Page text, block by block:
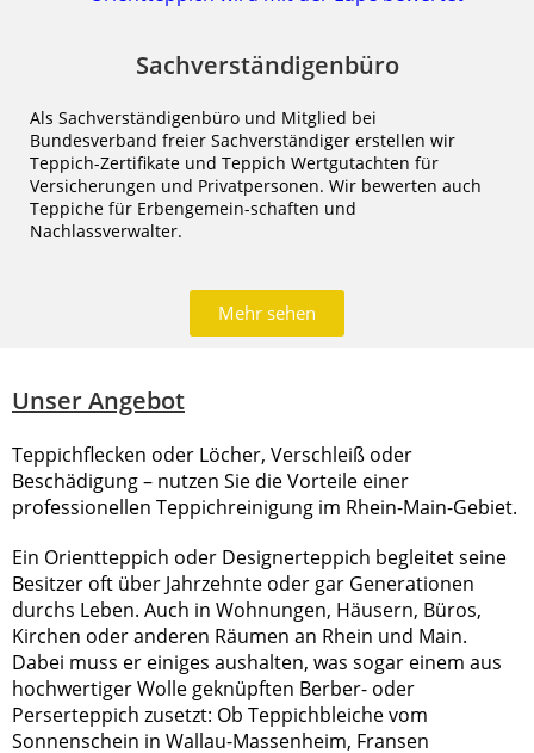
Sachverständigenbüro
Als Sachverständigenbüro und Mitglied bei
Bundesverband freier Sachverständiger erstellen wir
Teppich-Zertifikate und Teppich Wertgutachten für
Versicherungen und Privatpersonen. Wir bewerten auch
Teppiche für Erbengemein-schaften und
Nachlassverwalter.
Mehr sehen
Unser Angebot
Teppichflecken oder Löcher, Verschleiß oder
Beschädigung – nutzen Sie die Vorteile einer
professionellen Teppichreinigung im Rhein-Main-Gebiet.
Ein Orientteppich oder Designerteppich begleitet seine
Besitzer oft über Jahrzehnte oder gar Generationen
durchs Leben. Auch in Wohnungen, Häusern, Büros,
Kirchen oder anderen Räumen an Rhein und Main.
Dabei muss er einiges aushalten, was sogar einem aus
hochwertiger Wolle geknüpften Berber- oder
Perserteppich zusetzt: Ob Teppichbleiche vom
Sonnenschein in Wallau-Massenheim, Fransen